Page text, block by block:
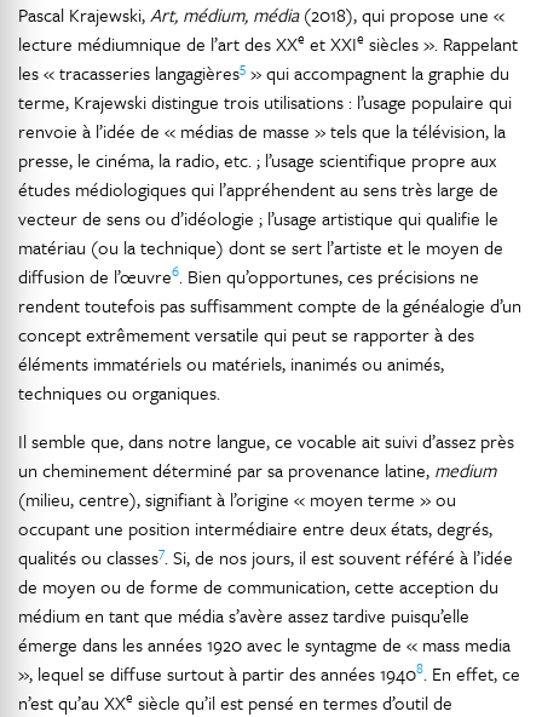
Pascal Krajewski,Art, médium, média(2018), qui propose une «
lecture médiumnique de l’art des XXe et XXIe siècles ». Rappelant
les « tracasseries langagières5 » qui accompagnent la graphie du
terme, Krajewski distingue trois utilisations : l’usage populaire qui
renvoie à l’idée de « médias de masse » tels que la télévision, la
presse, le cinéma, la radio, etc. ; l’usage scientifique propre aux
études médiologiques qui l’appréhendent au sens très large de
vecteur de sens ou d’idéologie ; l’usage artistique qui qualifie le
matériau (ou la technique) dont se sert l’artiste et le moyen de
diffusion de l’œuvre6. Bien qu’opportunes, ces précisions ne
rendent toutefois pas suffisamment compte de la généalogie d’un
concept extrêmement versatile qui peut se rapporter à des
éléments immatériels ou matériels, inanimés ou animés,
techniques ou organiques.
Il semble que, dans notre langue, ce vocable ait suivi d’assez près
un cheminement déterminé par sa provenance latine, medium
(milieu, centre), signifiant à l’origine « moyen terme » ou
occupant une position intermédiaire entre deux états, degrés,
qualités ou classes7. Si, de nos jours, il est souvent référé à l’idée
de moyen ou de forme de communication, cette acception du
médium en tant que média s’avère assez tardive puisqu’elle
émerge dans les années 1920 avec le syntagme de « mass media
», lequel se diffuse surtout à partir des années 19408. En effet, ce
n’est qu’au XXe siècle qu’il est pensé en termes d’outil de